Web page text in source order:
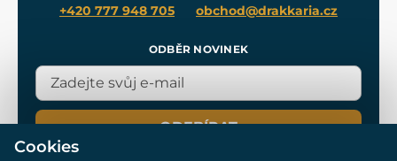
+420 777 948 705 obchod@drakkaria.cz
ODBĚR NOVINEK
ODEBÍRAT
Cookies